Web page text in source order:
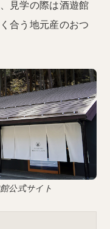
見学の際は酒遊館
合う地元産のおつ
公式サイト